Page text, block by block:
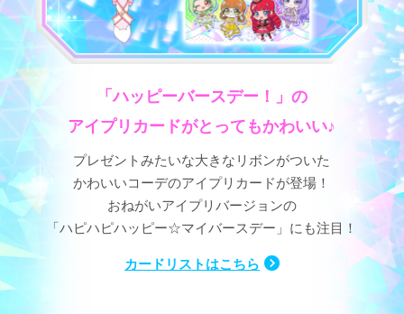
「ハッピーバースデー！」の
アイプリカードがとってもかわいい♪
プレゼントみたいな大きなリボンがついた
かわいいコーデのアイプリカードが登場！
おねがいアイプリバージョンの
「ハピハピハッピー☆マイバースデー」にも注目！
カードリストはこちら